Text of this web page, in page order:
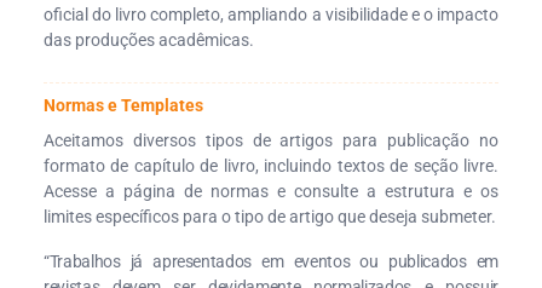
oficial do livro completo, ampliando a visibilidade e o impacto
das produções acadêmicas.
Normas e Templates
Aceitamos diversos tipos de artigos para publicação no
formato de capítulo de livro, incluindo textos de seção livre.
Acesse a página de normas e consulte a estrutura e os
limites específicos para o tipo de artigo que deseja submeter.
“Trabalhos já apresentados em eventos ou publicados em